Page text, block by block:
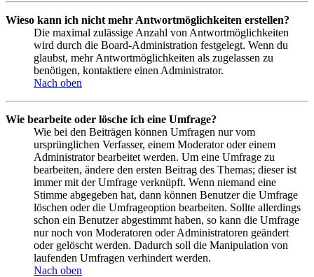
Wieso kann ich nicht mehr Antwortmöglichkeiten erstellen?
Die maximal zulässige Anzahl von Antwortmöglichkeiten
wird durch die Board-Administration festgelegt. Wenn du
glaubst, mehr Antwortmöglichkeiten als zugelassen zu
benötigen, kontaktiere einen Administrator.
Nach oben
Wie bearbeite oder lösche ich eine Umfrage?
Wie bei den Beiträgen können Umfragen nur vom
ursprünglichen Verfasser, einem Moderator oder einem
Administrator bearbeitet werden. Um eine Umfrage zu
bearbeiten, ändere den ersten Beitrag des Themas; dieser ist
immer mit der Umfrage verknüpft. Wenn niemand eine
Stimme abgegeben hat, dann können Benutzer die Umfrage
löschen oder die Umfrageoption bearbeiten. Sollte allerdings
schon ein Benutzer abgestimmt haben, so kann die Umfrage
nur noch von Moderatoren oder Administratoren geändert
oder gelöscht werden. Dadurch soll die Manipulation von
laufenden Umfragen verhindert werden.
Nach oben